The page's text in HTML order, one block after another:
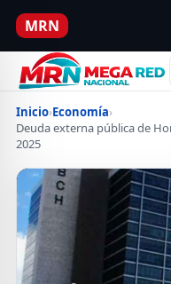
MRN
Inicio›Economía›
Deuda externa pública de
2025